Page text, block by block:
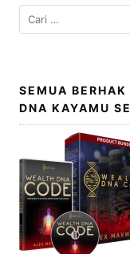
SEMUA
DNA KAYAMU